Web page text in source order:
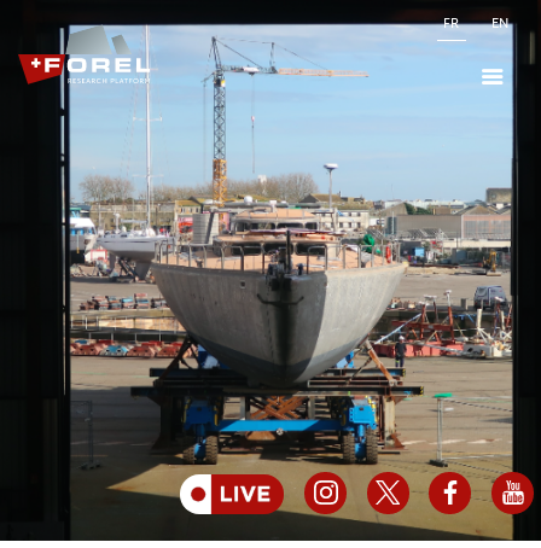
FR EN